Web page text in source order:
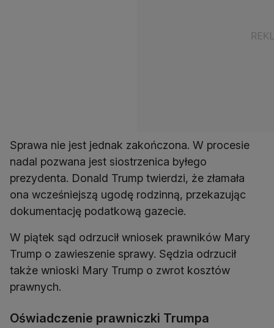
Sprawa nie jest jednak zakończona. W procesie
nadal pozwana jest siostrzenica byłego
prezydenta. Donald Trump twierdzi, że złamała
ona wcześniejszą ugodę rodzinną, przekazując
dokumentację podatkową gazecie.
W piątek sąd odrzucił wniosek prawników Mary
Trump o zawieszenie sprawy. Sędzia odrzucił
także wnioski Mary Trump o zwrot kosztów
prawnych.
Oświadczenie prawniczki Trumpa